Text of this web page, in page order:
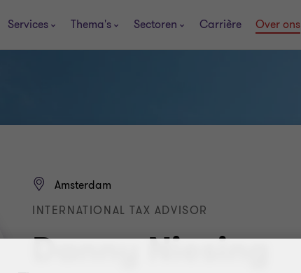
Services Thema's Sectoren Carrière Over ons
Danny Niesing
Amsterdam
INTERNATIONAL TAX ADVISOR